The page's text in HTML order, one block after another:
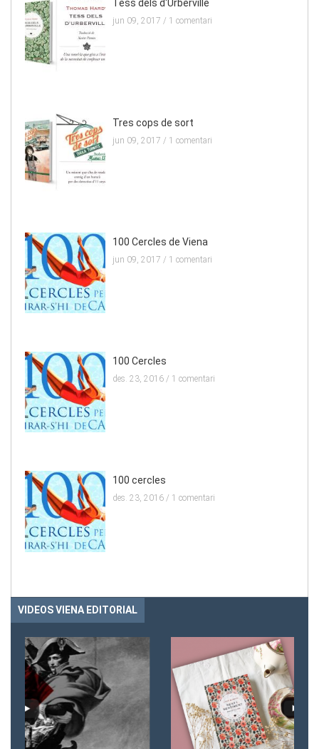
Tess dels d'Urberville
jun 09, 2017 / 1 comentari
Tres cops de sort
jun 09, 2017 / 1 comentari
100 Cercles de Viena
jun 09, 2017 / 1 comentari
100 Cercles
des. 23, 2016 / 1 comentari
100 cercles
des. 23, 2016 / 1 comentari
VIDEOS VIENA EDITORIAL